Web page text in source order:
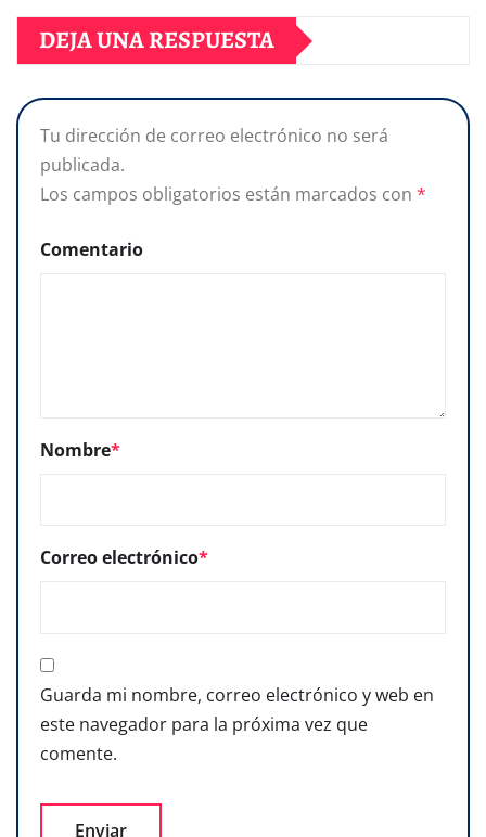
DEJA UNA RESPUESTA
Tu dirección de correo electrónico no será
publicada.
Los campos obligatorios están marcados con *
Comentario
Nombre*
Correo electrónico*
Guarda mi nombre, correo electrónico y web en
este navegador para la próxima vez que
comente.